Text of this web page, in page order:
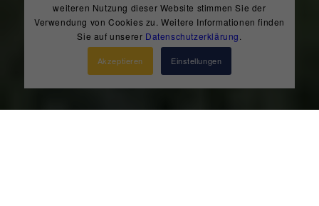
weiteren Nutzung dieser Website stimmen Sie der
Verwendung von Cookies zu. Weitere Informationen finden
Sie auf unserer Datenschutzerklärung.
Akzeptieren Einstellungen